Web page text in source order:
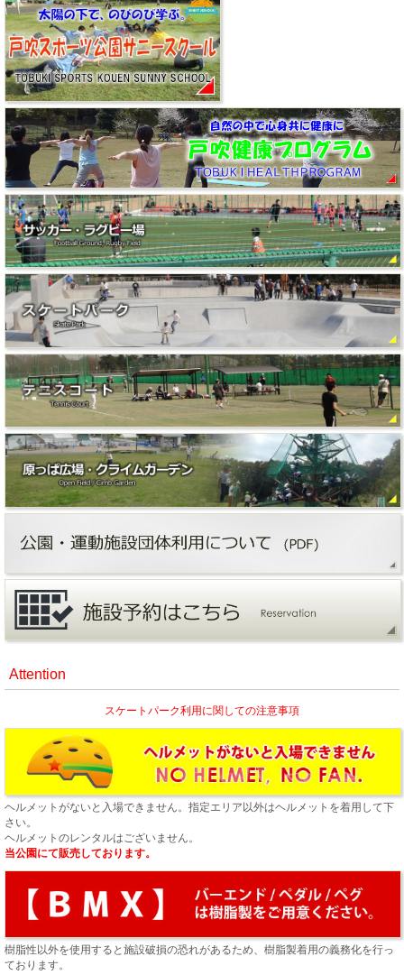
Attention
スケートパーク利用に関しての注意事項
ヘルメットがないと入場できません。指定エリア以外はヘルメットを着用して下
さい。
ヘルメットのレンタルはございません。
当公園にて販売しております。
樹脂性以外を使用すると施設破損の恐れがあるため、樹脂製着用の義務化を行っ
ております。